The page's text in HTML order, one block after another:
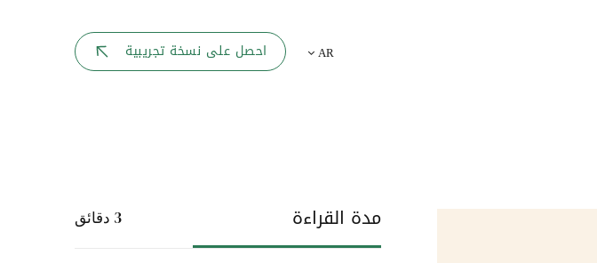
AR احصل على نسخة تجريبية
مدة القراءة 3 دقائق تحويل طلبات تدخلات تكنولوجيا المعلومات إلى
أحداث الشركة